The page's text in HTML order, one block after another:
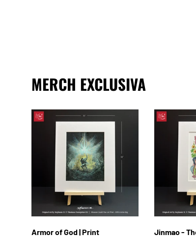
MERCH EXCLUSIVA
Armor of God | Print
Jinmao -